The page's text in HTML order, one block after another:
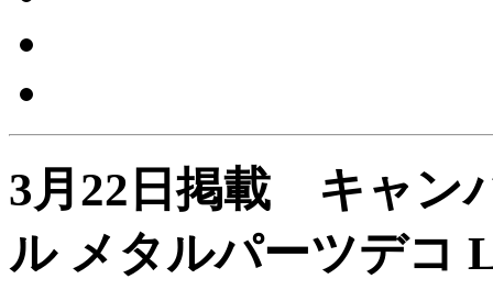
3月22日掲載 キャン
ル メタルパーツデコ